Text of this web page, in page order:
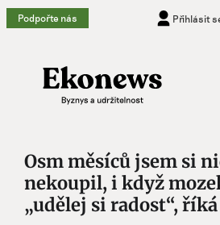
Přeskočit
na
Podpořte nás Přihlásit
Osm měsíců jsem si
nekoupil, i když
„udělej si radost“,